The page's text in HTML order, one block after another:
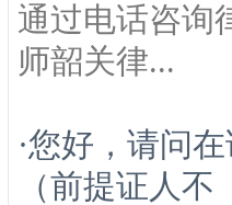
通过电话咨询
师韶关律...
·您好，请问
（前提证人不